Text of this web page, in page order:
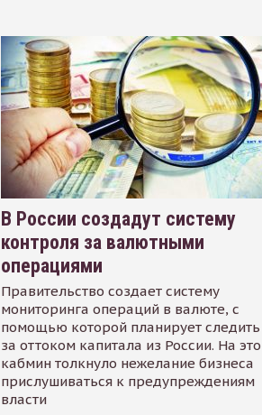
В России создадут систему
контроля за валютными
операциями
Правительство создает систему
мониторинга операций в валюте, с
помощью которой планирует следить
за оттоком капитала из России. На это
кабмин толкнуло нежелание бизнеса
прислушиваться к предупреждениям
власти